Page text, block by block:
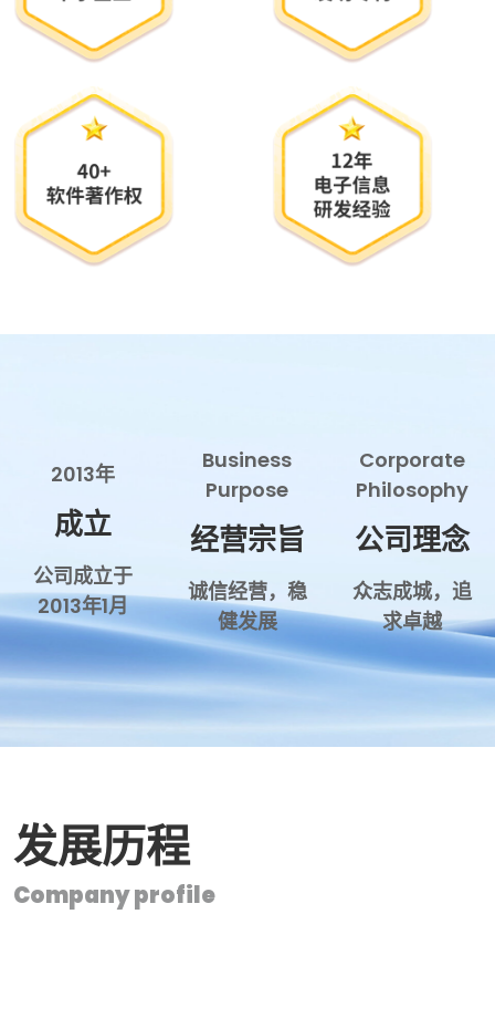
2013年
成立
公司成立于
2013年1月
Business
Purpose
经营宗旨
诚信经营，稳
健发展
Corporate
Philosophy
公司理念
众志成城，追
求卓越
发展历程
Company profile